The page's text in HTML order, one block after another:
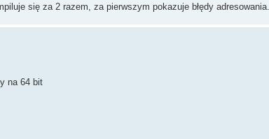
się za 2 razem, za pierwszym pokazuje błędy adresowania.
na 64 bit